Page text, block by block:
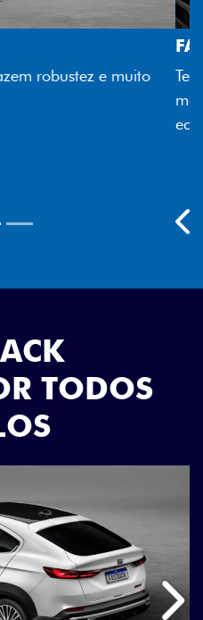
em LED garante
durabilidade e mais
TODOS